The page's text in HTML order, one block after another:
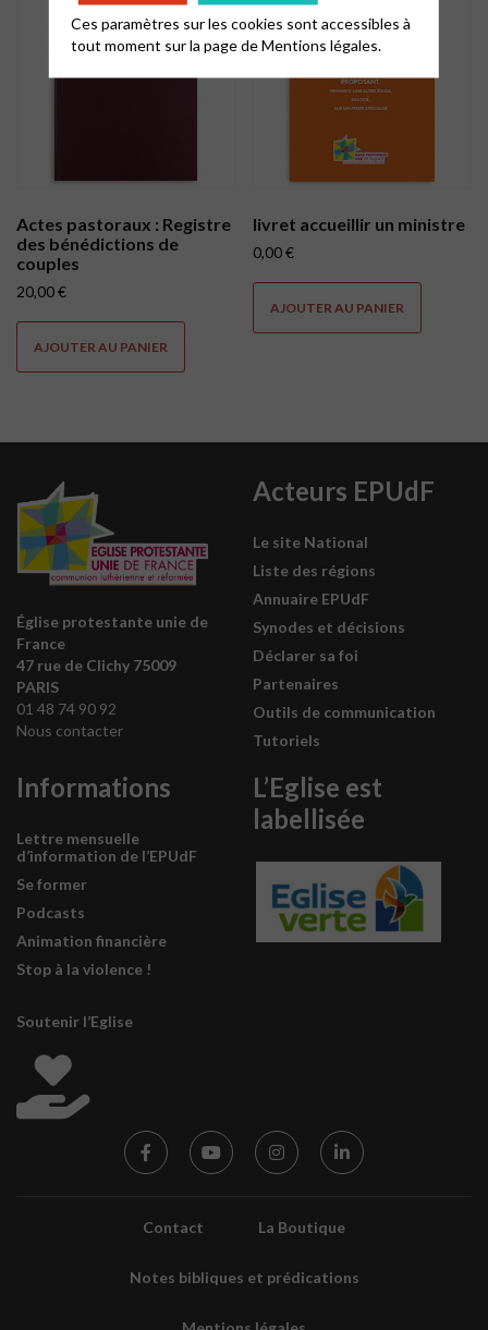
Actes pastoraux : Registre
des bénédictions de
couples
20,00€
AJOUTER AU PANIER
livret accueillir un ministre
0,00€
AJOUTER AU PANIER
Église protestante unie de
France
47 rue de Clichy 75009
PARIS
01 48 74 90 92
Nous contacter
Acteurs EPUdF
Le site National
Liste des régions
Annuaire EPUdF
Synodes et décisions
Déclarer sa foi
Partenaires
Outils de communication
Tutoriels
Informations
Lettre mensuelle
d’information de l’EPUdF
Se former
Podcasts
Animation financière
Stop à la violence !
Soutenir l’Eglise
L’Eglise est
labellisée
Contact La Boutique
Notes bibliques et prédications
Ces paramètres sur les cookies sont accessibles à
tout moment sur la page deMentions légales.